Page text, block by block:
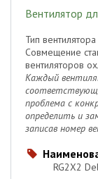
Вентилятор
Тип
Совмещение
вентиляторов
Каждый
проблема с
определить и
записав номер

RG2X2